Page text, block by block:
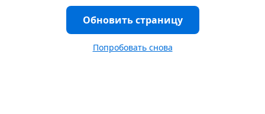
Обновить страницу
Попробовать снова